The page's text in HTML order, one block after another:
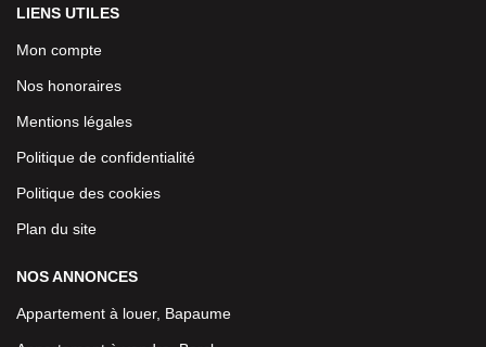
LIENS UTILES
Mon compte
Nos honoraires
Mentions légales
Politique de confidentialité
Politique des cookies
Plan du site
NOS ANNONCES
Appartement à louer, Bapaume